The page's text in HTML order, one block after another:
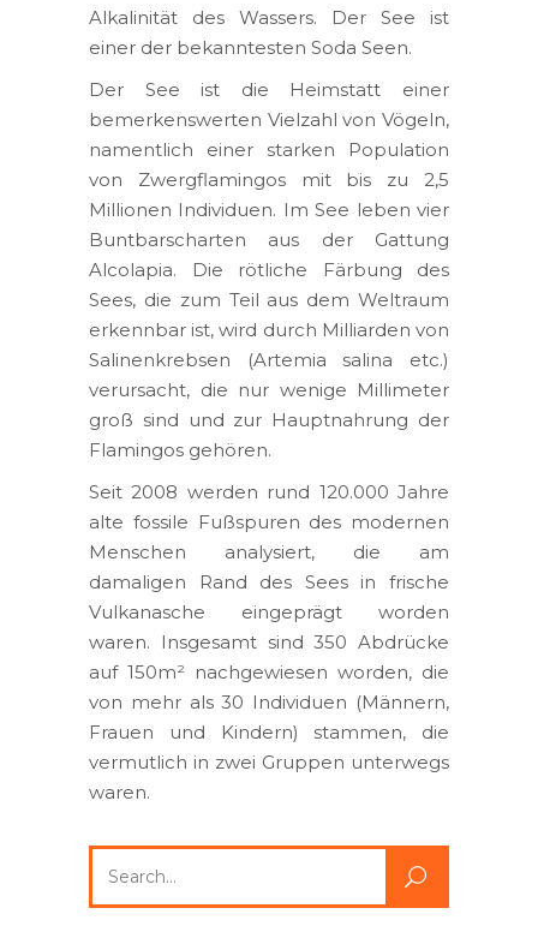
Alkalinität des Wassers. Der See ist
einer der bekanntesten Soda Seen.
Der See ist die Heimstatt einer
bemerkenswerten Vielzahl von Vögeln,
namentlich einer starken Population
von Zwergflamingos mit bis zu 2,5
Millionen Individuen. Im See leben vier
Buntbarscharten aus der Gattung
Alcolapia. Die rötliche Färbung des
Sees, die zum Teil aus dem Weltraum
erkennbar ist, wird durch Milliarden von
Salinenkrebsen (Artemia salina etc.)
verursacht, die nur wenige Millimeter
groß sind und zur Hauptnahrung der
Flamingos gehören.
Seit 2008 werden rund 120.000 Jahre
alte fossile Fußspuren des modernen
Menschen analysiert, die am
damaligen Rand des Sees in frische
Vulkanasche eingeprägt worden
waren. Insgesamt sind 350 Abdrücke
auf 150m² nachgewiesen worden, die
von mehr als 30 Individuen (Männern,
Frauen und Kindern) stammen, die
vermutlich in zwei Gruppen unterwegs
waren.
for: